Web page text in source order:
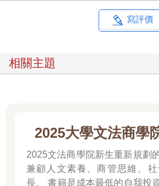
但是，這些長篇大論在播出時幾乎都被
微笑的畫面……，不過在此，我還是非
得奬最大的感受除了感激，還是感激；
是謝謝。
買過天母嚴選商品、肯定我們的顧客，
批評我們的顧客，因為有你們的建議，
我們很幸運也很幸福，能在這個不是努
寫評價
相關主題
2025大學文法商學
2025文法商學院新生重新規劃
兼顧人文素養、商管思維、
長。 書籍是成本最低的自我投